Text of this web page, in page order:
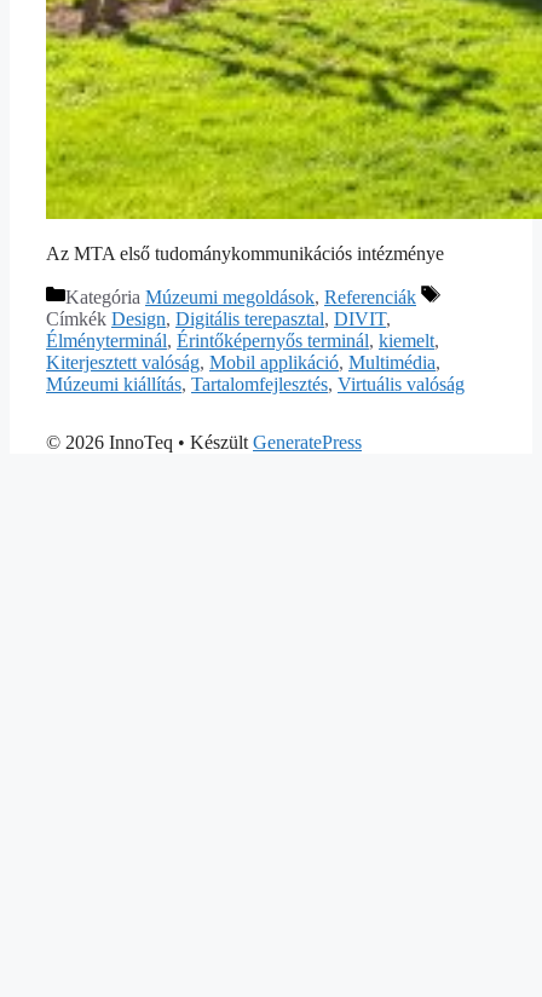
Az MTA első tudománykommunikációs intézménye
Kategória Múzeumi megoldások, Referenciák
Címkék Design, Digitális terepasztal, DIVIT,
Élményterminál, Érintőképernyős terminál, kiemelt,
Kiterjesztett valóság, Mobil applikáció, Multimédia,
Múzeumi kiállítás, Tartalomfejlesztés, Virtuális valóság
© 2026 InnoTeq • Készült GeneratePress